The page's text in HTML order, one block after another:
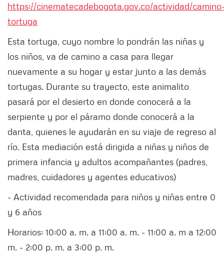
https://cinematecadebogota.gov.co/actividad/
tortuga
Esta tortuga, cuyo nombre lo pondrán las niñas y
los niños, va de camino a casa para llegar
nuevamente a su hogar y estar junto a las demás
tortugas. Durante su trayecto, este animalito
pasará por el desierto en donde conocerá a la
serpiente y por el páramo donde conocerá a la
danta, quienes le ayudarán en su viaje de regreso al
río. Esta mediación está dirigida a niñas y niños de
primera infancia y adultos acompañantes (padres,
madres, cuidadores y agentes educativos)
- Actividad recomendada para niños y niñas entre 0
y 6 años
Horarios: 10:00 a. m. a 11:00 a. m. - 11:00 a. m a 12:00
m. - 2:00 p. m. a 3:00 p. m.